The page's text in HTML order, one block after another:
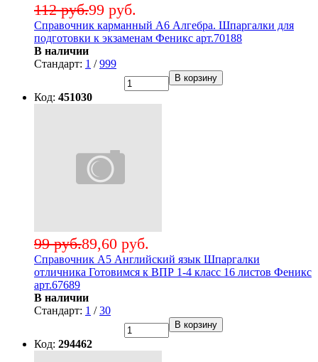
99 руб.
112 руб.
Справочник карманный А6 Алгебра. Шпаргалки для
подготовки к экзаменам Феникс арт.70188
В наличии
Стандарт: 1 /999
В корзину
Код: 451030
89,60 руб.
99 руб.
Справочник А5 Английский язык Шпаргалки
отличника Готовимся к ВПР 1-4 класс 16 листов Феникс
арт.67689
В наличии
Стандарт: 1 /30
В корзину
Код: 294462